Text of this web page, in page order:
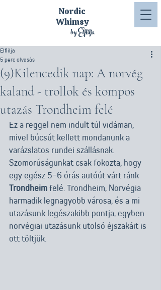
by Elflilja
Nordic
Whimsy
(9)Kilencedik nap: A norvég
kaland - trollok és kompos
utazás Trondheim felé
Elflilja
5 perc olvasás
Ez a reggel nem indult túl vidáman,
mivel búcsút kellett mondanunk a
varázslatos rundei szállásnak.
Szomorúságunkat csak fokozta, hogy
egy egész 5-6 órás autóút várt ránk
Trondheim felé. Trondheim, Norvégia
harmadik legnagyobb városa, és a mi
utazásunk legészakibb pontja, egyben
norvégiai utazásunk utolsó éjszakáit is
ott töltjük.